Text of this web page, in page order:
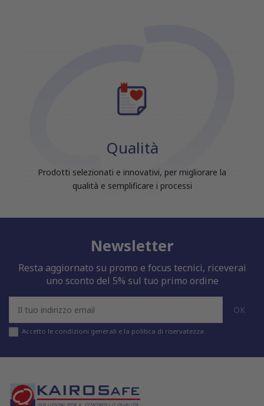
Qualità
Prodotti selezionati e innovativi, per migliorare la
qualità e semplificare i processi
Newsletter
Resta aggiornato su promo e focus tecnici, riceverai
uno sconto del 5% sul tuo primo ordine
Accetto le condizioni generali e la politica di riservatezza